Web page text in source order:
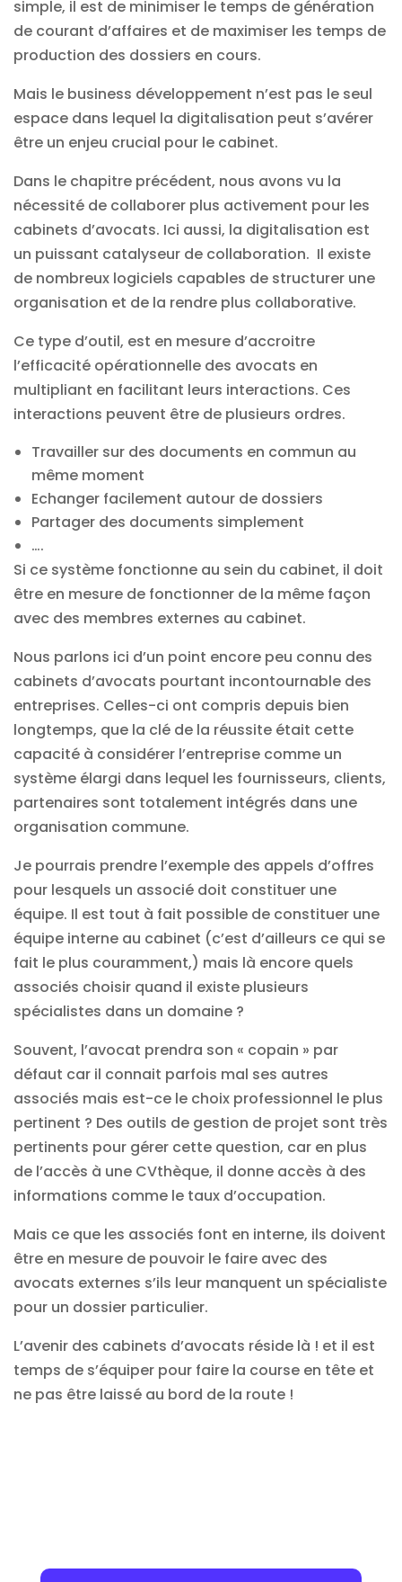
simple, il est de minimiser le temps de génération
de courant d’affaires et de maximiser les temps de
production des dossiers en cours.
Mais le business développement n’est pas le seul
espace dans lequel la digitalisation peut s’avérer
être un enjeu crucial pour le cabinet.
Dans le chapitre précédent, nous avons vu la
nécessité de collaborer plus activement pour les
cabinets d’avocats. Ici aussi, la digitalisation est
un puissant catalyseur de collaboration. Il existe
de nombreux logiciels capables de structurer une
organisation et de la rendre plus collaborative.
Ce type d’outil, est en mesure d’accroitre
l’efficacité opérationnelle des avocats en
multipliant en facilitant leurs interactions. Ces
interactions peuvent être de plusieurs ordres.
Travailler sur des documents en commun au
même moment
Echanger facilement autour de dossiers
Partager des documents simplement
….
Si ce système fonctionne au sein du cabinet, il doit
être en mesure de fonctionner de la même façon
avec des membres externes au cabinet.
Nous parlons ici d’un point encore peu connu des
cabinets d’avocats pourtant incontournable des
entreprises. Celles-ci ont compris depuis bien
longtemps, que la clé de la réussite était cette
capacité à considérer l’entreprise comme un
système élargi dans lequel les fournisseurs, clients,
partenaires sont totalement intégrés dans une
organisation commune.
Je pourrais prendre l’exemple des appels d’offres
pour lesquels un associé doit constituer une
équipe. Il est tout à fait possible de constituer une
équipe interne au cabinet (c’est d’ailleurs ce qui se
fait le plus couramment,) mais là encore quels
associés choisir quand il existe plusieurs
spécialistes dans un domaine ?
Souvent, l’avocat prendra son « copain » par
défaut car il connait parfois mal ses autres
associés mais est-ce le choix professionnel le plus
pertinent ? Des outils de gestion de projet sont très
pertinents pour gérer cette question, car en plus
de l’accès à une CVthèque, il donne accès à des
informations comme le taux d’occupation.
Mais ce que les associés font en interne, ils doivent
être en mesure de pouvoir le faire avec des
avocats externes s’ils leur manquent un spécialiste
pour un dossier particulier.
L’avenir des cabinets d’avocats réside là ! et il est
temps de s’équiper pour faire la course en tête et
ne pas être laissé au bord de la route !